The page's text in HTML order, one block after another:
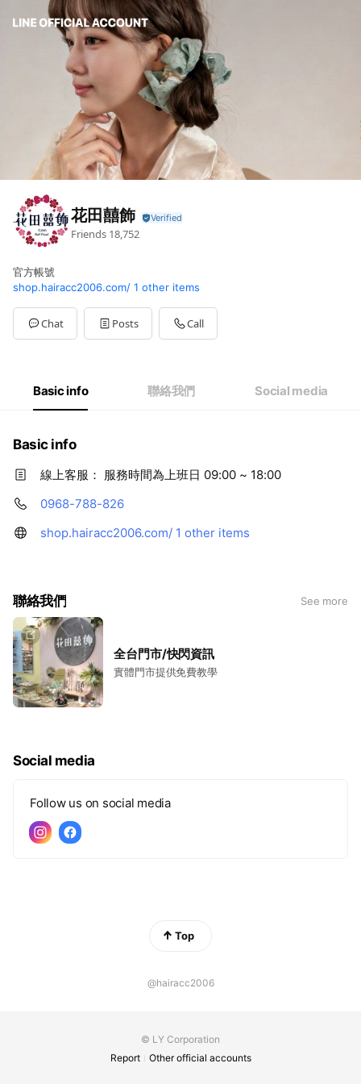
花田囍飾
Friends 18,752
官方帳號
shop.hairacc2006.com/ 1 other items
Chat Posts Call
Basic info 聯絡我們 Social media
Basic info
線上客服： 服務時間為上班日 09:00 ~ 18:00
0968-788-826
shop.hairacc2006.com/ 1 other items
聯絡我們 See more
全台門市/快閃資訊
實體門市提供免費教學
Social media
Follow us on social media
Top
@hairacc2006
© LY Corporation
Report
Other official accounts